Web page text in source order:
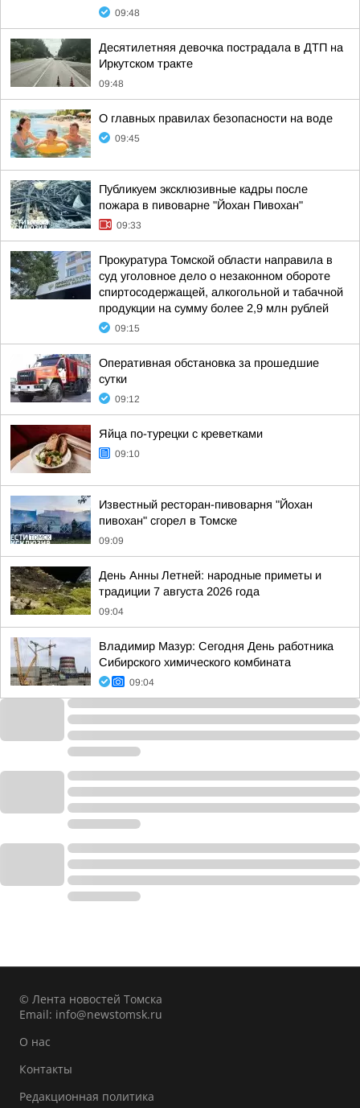
09:48
Десятилетняя девочка пострадала в ДТП на
Иркутском тракте
09:48
О главных правилах безопасности на воде
09:45
Публикуем эксклюзивные кадры после
пожара в пивоварне "Йохан Пивохан"
09:33
Прокуратура Томской области направила в
суд уголовное дело о незаконном обороте
спиртосодержащей, алкогольной и табачной
продукции на сумму более 2,9 млн рублей
09:15
Оперативная обстановка за прошедшие
сутки
09:12
Яйца по-турецки с креветками
09:10
Известный ресторан-пивоварня "Йохан
пивохан" сгорел в Томске
09:09
День Анны Летней: народные приметы и
традиции 7 августа 2026 года
09:04
Владимир Мазур: Сегодня День работника
Сибирского химического комбината
09:04
© Лента новостей Томска
Email: info@newstomsk.ru
О нас
Контакты
Редакционная политика